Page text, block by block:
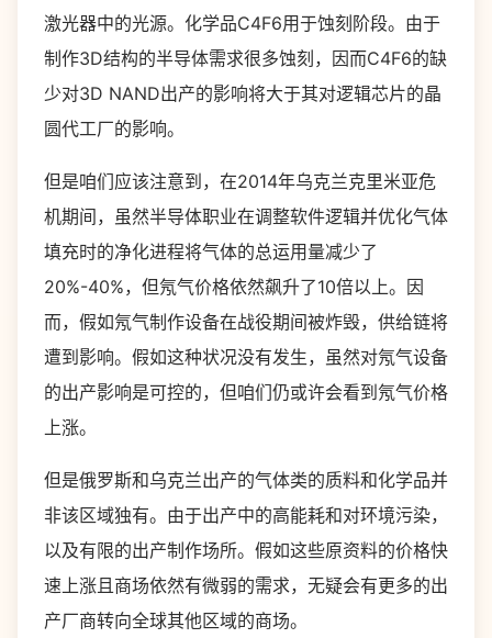
激光器中的光源。化学品C4F6用于蚀刻阶段。由于
制作3D结构的半导体需求很多蚀刻，因而C4F6的缺
少对3D NAND出产的影响将大于其对逻辑芯片的晶
圆代工厂的影响。
但是咱们应该注意到，在2014年乌克兰克里米亚危
机期间，虽然半导体职业在调整软件逻辑并优化气体
填充时的净化进程将气体的总运用量减少了
20%-40%，但氖气价格依然飙升了10倍以上。因
而，假如氖气制作设备在战役期间被炸毁，供给链将
遭到影响。假如这种状况没有发生，虽然对氖气设备
的出产影响是可控的，但咱们仍或许会看到氖气价格
上涨。
但是俄罗斯和乌克兰出产的气体类的质料和化学品并
非该区域独有。由于出产中的高能耗和对环境污染，
以及有限的出产制作场所。假如这些原资料的价格快
速上涨且商场依然有微弱的需求，无疑会有更多的出
产厂商转向全球其他区域的商场。